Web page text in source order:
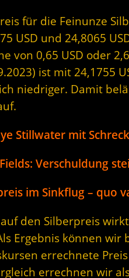
für die Feinunze
USD und 24,8065
von 0,65 USD oder
ist mit 24,1755
niedriger. Damit
Stillwater mit
Verschuldung
im Sinkflug – quo
den Silberpreis
Ergebnis können
errechnete
errechnen wir